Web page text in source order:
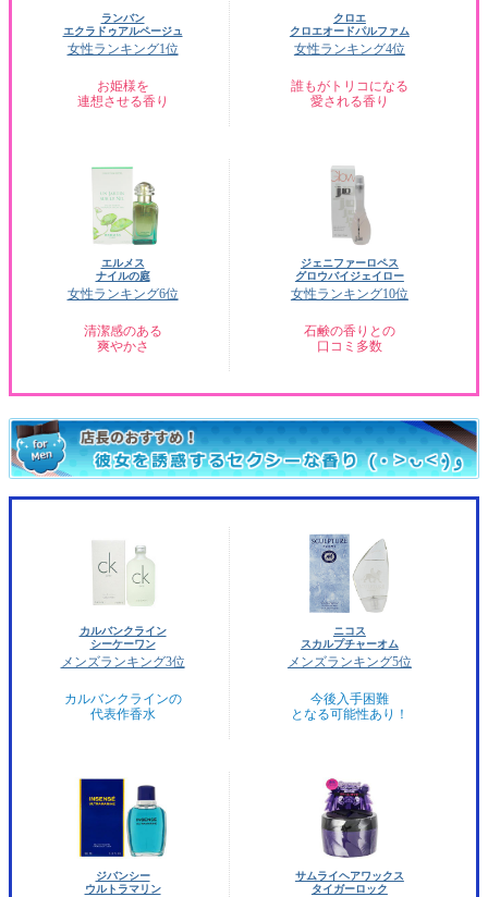
ランバン
エクラドゥアルページュ
女性ランキング1位
お姫様を
連想させる香り
クロエ
クロエオードパルファム
女性ランキング4位
誰もがトリコになる
愛される香り
エルメス
ナイルの庭
女性ランキング6位
清潔感のある
爽やかさ
ジェニファーロペス
グロウバイジェイロー
女性ランキング10位
石鹸の香りとの
口コミ多数
カルバンクライン
シーケーワン
メンズランキング3位
カルバンクラインの
代表作香水
ニコス
スカルプチャーオム
メンズランキング5位
今後入手困難
となる可能性あり！
ジバンシー
ウルトラマリン
サムライヘアワックス
タイガーロック